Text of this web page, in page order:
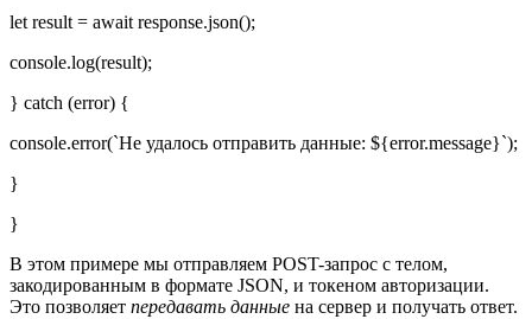
let result = await response.json();
console.log(result);
} catch (error) {
console.error(`Не удалось отправить данные: ${error.message}`);
}
}
В этом примере мы отправляем POST-запрос с телом,
закодированным в формате JSON, и токеном авторизации.
Это позволяет передавать данные на сервер и получать ответ.